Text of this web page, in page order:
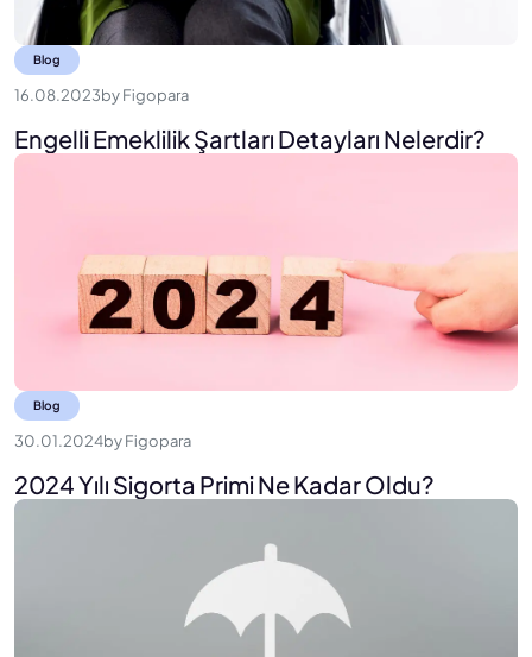
Blog
16.08.2023byFigopara
Engelli Emeklilik Şartları Detayları Nelerdir?
Blog
30.01.2024byFigopara
2024 Yılı Sigorta Primi Ne Kadar Oldu?